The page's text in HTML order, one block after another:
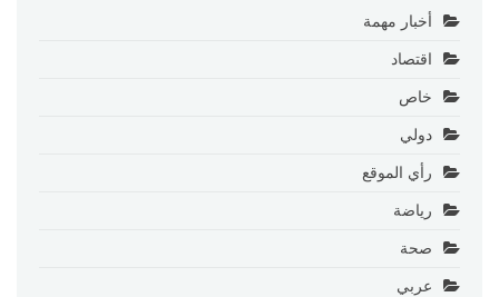
أخبار مهمة
اقتصاد
خاص
دولي
رأي الموقع
رياضة
صحة
عربي